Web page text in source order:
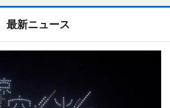
最新ニュース